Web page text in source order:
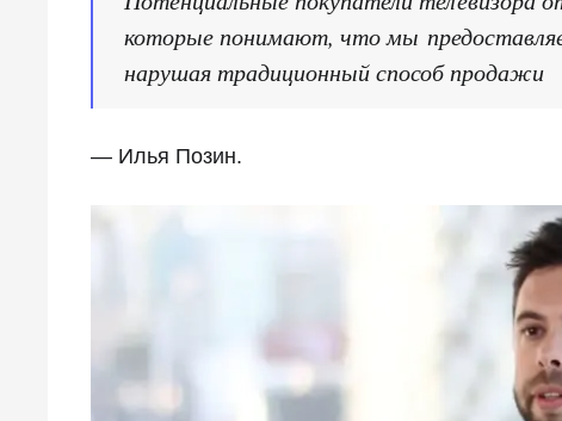
которые понимают, что мы
нарушая традиционный способ продажи
— Илья Позин.